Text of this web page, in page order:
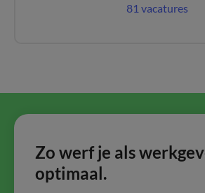
81 vacatures
Zo werf je als
optimaal.